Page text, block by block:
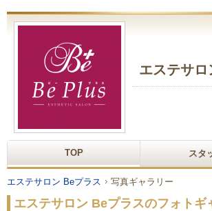
エステサロ
TOP スタ
エステサロン Beプラス 写真ギャラリー
エステサロン Beプラスのフォトギ